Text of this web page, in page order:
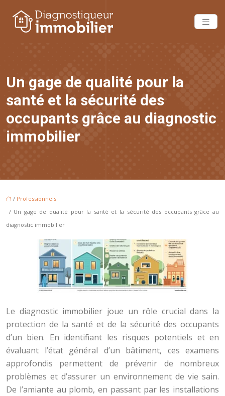
Un gage de qualité pour la
santé et la sécurité des
occupants grâce au diagnostic
immobilier
/ Professionnels
/ Un gage de qualité pour la santé et la sécurité des occupants grâce au
diagnostic immobilier
Le diagnostic immobilier joue un rôle crucial dans la
protection de la santé et de la sécurité des occupants
d’un bien. En identifiant les risques potentiels et en
évaluant l’état général d’un bâtiment, ces examens
approfondis permettent de prévenir de nombreux
problèmes et d’assurer un environnement de vie sain.
De l’amiante au plomb, en passant par les installations